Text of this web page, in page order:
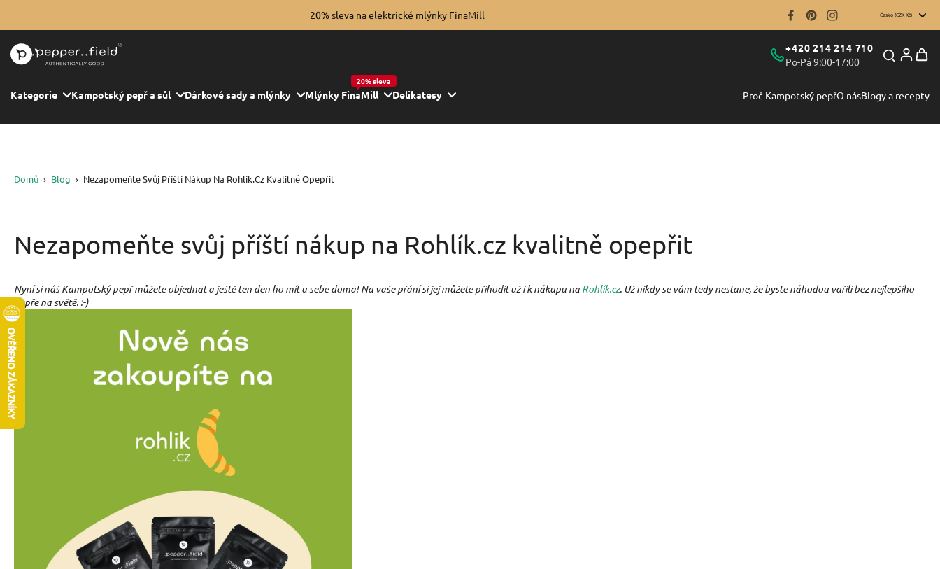
na
obsah
20% sleva na elektrické mlýnky FinaMill Česko (CZK Kč)
+420 214 214 710
Po-Pá 9:00-17:00
Kategorie Kampotský pepř a sůl Dárkové sady a mlýnky Mlýnky FinaMill
20% sleva
Delikatesy Proč Kampotský pepřO násBlogy a recepty
Domů › Blog › Nezapomeňte Svůj Příští Nákup Na Rohlík.cz Kvalitně Opepřit
Nezapomeňte svůj příští nákup na Rohlík.cz kvalitně opepřit
Nyní si náš Kampotský pepř můžete objednat a ještě ten den ho mít u sebe doma! Na vaše přání si jej můžete přihodit už i k nákupu na Rohlík.cz. Už nikdy se vám tedy nestane, že byste náhodou vařili bez nejlepšího
pepře na světě. :-)